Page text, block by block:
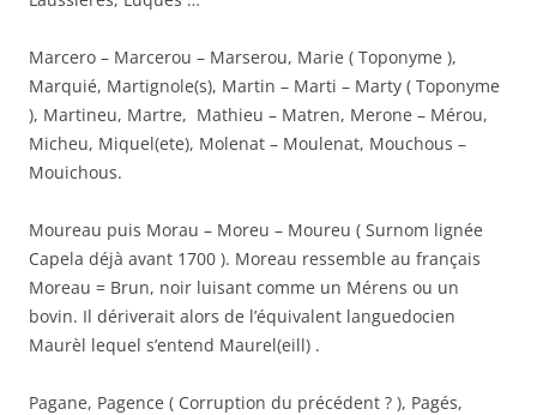
Marcero – Marcerou – Marserou, Marie ( Toponyme ),
Marquié, Martignole(s), Martin – Marti – Marty ( Toponyme
), Martineu, Martre, Mathieu – Matren, Merone – Mérou,
Micheu, Miquel(ete), Molenat – Moulenat, Mouchous –
Mouichous.
Moureau puis Morau – Moreu – Moureu ( Surnom lignée
Capela déjà avant 1700 ). Moreau ressemble au français
Moreau = Brun, noir luisant comme un Mérens ou un
bovin. Il dériverait alors de l’équivalent languedocien
Maurèl lequel s’entend Maurel(eill) .
Pagane, Pagence ( Corruption du précédent ? ), Pagés,